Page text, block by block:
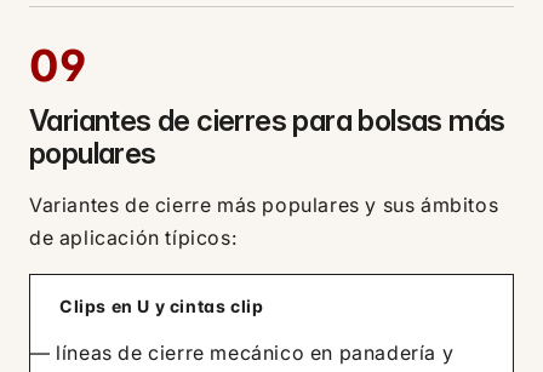
09
Variantes de cierres para bolsas más
populares
Variantes de cierre más populares y sus ámbitos
de aplicación típicos:
Clips en U y cintas clip
— líneas de cierre mecánico en panadería y